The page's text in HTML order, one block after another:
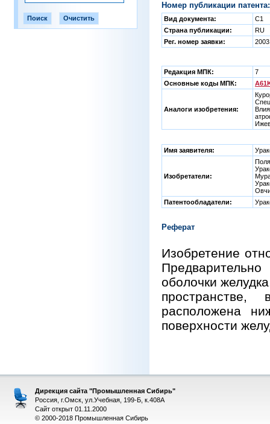
Номер публикации
Вид документа:
C1
Страна публикации:
RU
Рег. номер заявки:
Редакция МПК:
7
Основные коды МПК:
Аналоги изобретения:
Имя заявителя:
Изобретатели:
Патентообладатели:
Реферат
Изобретение
оболочки
расположена
поверхности
Дирекция сайта "Промышленная Сибирь"
Россия, г.Омск, ул.Учебная, 199-Б, к.408А
Сайт открыт 01.11.2000
© 2000-2018 Промышленная Сибирь